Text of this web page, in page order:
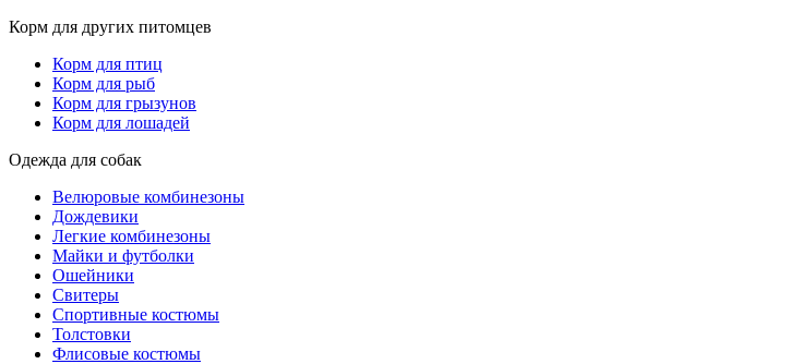
Корм для других питомцев
Корм для птиц
Корм для рыб
Корм для грызунов
Корм для лошадей
Одежда для собак
Велюровые комбинезоны
Дождевики
Легкие комбинезоны
Майки и футболки
Ошейники
Свитеры
Спортивные костюмы
Толстовки
Флисовые костюмы